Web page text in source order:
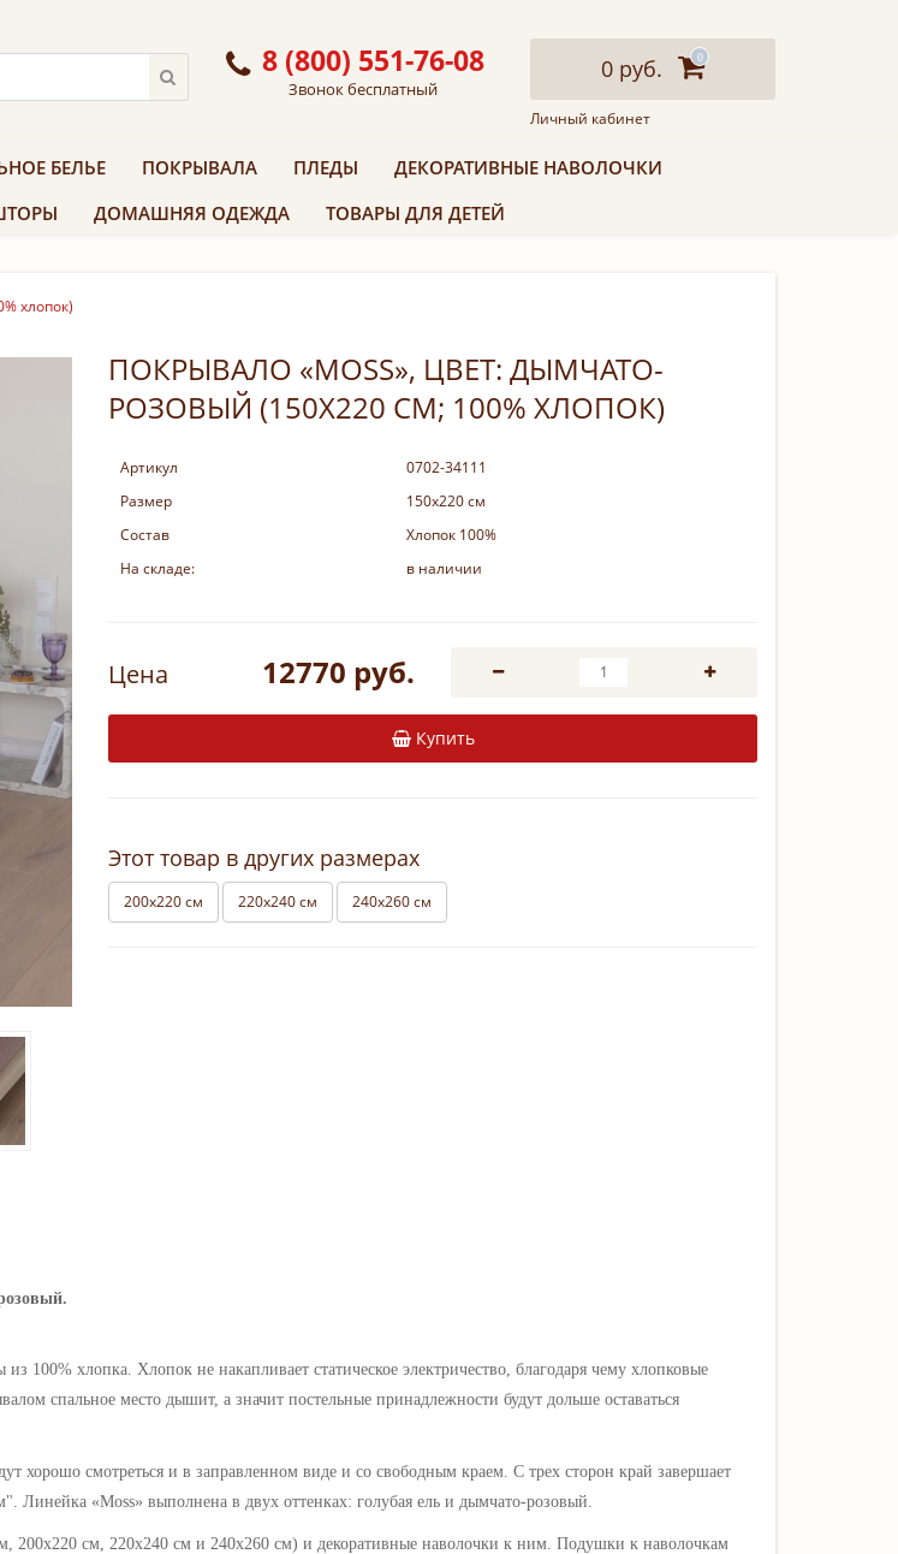
8 (800) 551-76-08
Звонок бесплатный
0 руб. 0
Личный кабинет
БЕЛЬЕ ПОКРЫВАЛА ПЛЕДЫ
ДЕКОРАТИВНЫЕ НАВОЛОЧКИ
ДОМАШНЯЯ ОДЕЖДА ТОВАРЫ ДЛЯ ДЕТЕЙ
хлопок)
ПОКРЫВАЛО «MOSS», ЦВЕТ: ДЫМЧАТО-
РОЗОВЫЙ (150Х220 СМ; 100% ХЛОПОК)
Артикул
0702-34111
Размер
150х220 см
Состав
Хлопок 100%
На складе:
в наличии
Цена 12770 руб.
Купить
Этот товар в других размерах
200х220 см 220х240 см 240х260 см
из 100% хлопка. Хлопок не накапливает статическое электричество, благодаря чему хлопковые
спальное место дышит, а значит постельные принадлежности будут дольше оставаться
хорошо смотреться и в заправленном виде и со свободным краем. С трех сторон край завершает
Линейка «Moss» выполнена в двух оттенках: голубая ель и дымчато-розовый.
200х220 см, 220х240 см и 240х260 см) и декоративные наволочки к ним. Подушки к наволочкам